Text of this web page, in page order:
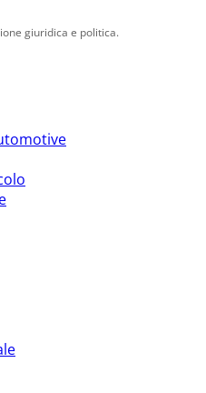
giuridica e politica.